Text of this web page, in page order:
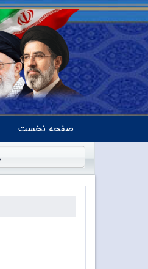
صفحه نخست